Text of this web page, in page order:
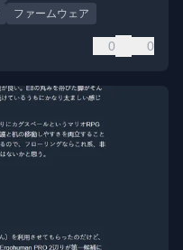
ファームウェア
0 0